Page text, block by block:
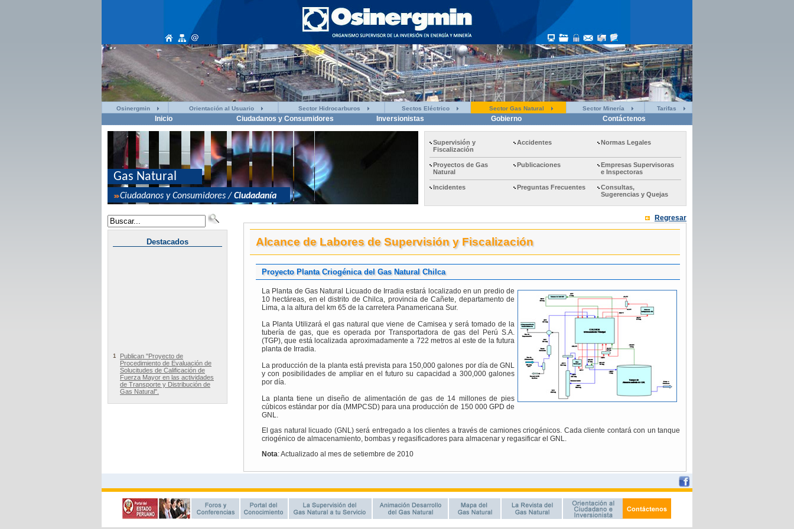
Osinergmin Orientación al Usuario Sector Hidrocarburos Sectos Eléctrico Sector Gas Natural Sector Minería Tarifas
Inicio Ciudadanos y Consumidores Inversionistas Gobierno Contáctenos
Supervisión y
Fiscalización
Accidentes Normas Legales
Proyectos de Gas
Natural
Publicaciones
Empresas Supervisoras
e Inspectoras
Incidentes Preguntas Frecuentes
Consultas,
Sugerencias y Quejas